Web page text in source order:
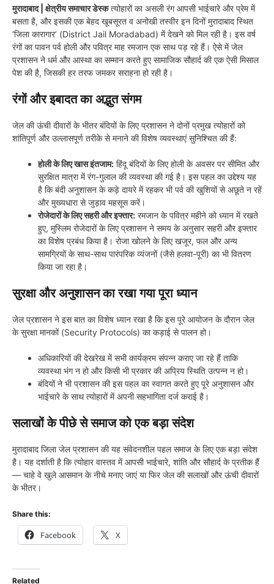
मुरादाबाद | क्षेत्रीय समाचार डेस्कत्योहारों का असली रंग आपसी भाईचारे और प्रेम में
बसता है, और इसकी एक बेहद खूबसूरत व अनोखी तस्वीर इन दिनों मुरादाबाद स्थित
‘जिला कारागार’ (District Jail Moradabad) में देखने को मिल रही है। इस वर्ष
रंगों का पावन पर्व होली और पवित्र माह रमजान एक साथ पड़ रहे हैं। ऐसे में जेल
प्रशासन ने धर्म और आस्था का सम्मान करते हुए सामाजिक सौहार्द की एक ऐसी मिसाल
पेश की है, जिसकी हर तरफ जमकर सराहना हो रही है।
रंगों और इबादत का अद्भुत संगम
जेल की ऊंची दीवारों के भीतर बंदियों के लिए प्रशासन ने दोनों प्रमुख त्योहारों को
शांतिपूर्ण और उल्लासपूर्ण तरीके से मनाने की विशेष व्यवस्थाएं सुनिश्चित की हैं:
होली के लिए खास इंतजाम: हिंदू बंदियों के लिए होली के अवसर पर सीमित और
सुरक्षित मात्रा में रंग-गुलाल की व्यवस्था की गई है। इस पहल का उद्देश्य यह
है कि बंदी अनुशासन के कड़े दायरे में रहकर भी पर्व की खुशियों से अछूते न रहें
और मुख्यधारा से जुड़ाव महसूस करें।
रोजेदारों के लिए सहरी और इफ्तार: रमजान के पवित्र महीने को ध्यान में रखते
हुए, मुस्लिम रोजेदारों के लिए प्रशासन ने समय के अनुसार सहरी और इफ्तार
का विशेष प्रबंध किया है। रोजा खोलने के लिए खजूर, फल और अन्य
सामग्रियों के साथ-साथ पारंपरिक व्यंजनों (जैसे हलवा-पूरी) का भी वितरण
किया जा रहा है।
सुरक्षा और अनुशासन का रखा गया पूरा ध्यान
जेल प्रशासन ने इस बात का विशेष ध्यान रखा है कि इस पूरे आयोजन के दौरान जेल
के सुरक्षा मानकों (Security Protocols) का कड़ाई से पालन हो।
अधिकारियों की देखरेख में सभी कार्यक्रम संपन्न कराए जा रहे हैं ताकि
व्यवस्था भंग न हो और किसी भी प्रकार की अप्रिय स्थिति उत्पन्न न हो।
बंदियों ने भी प्रशासन की इस पहल का स्वागत करते हुए पूरे अनुशासन और
भाईचारे के साथ त्योहारों में अपनी सहभागिता दर्ज कराई है।
सलाखों के पीछे से समाज को एक बड़ा संदेश
मुरादाबाद जिला जेल प्रशासन की यह संवेदनशील पहल समाज के लिए एक बड़ा संदेश
है। यह दर्शाती है कि त्योहार वास्तव में आपसी भाईचारे, शांति और सौहार्द के प्रतीक हैं
— चाहे वे खुले आसमान के नीचे मनाए जाएं या फिर जेल की सलाखों और ऊंची दीवारों
के भीतर।
Share this:
Facebook X
Related